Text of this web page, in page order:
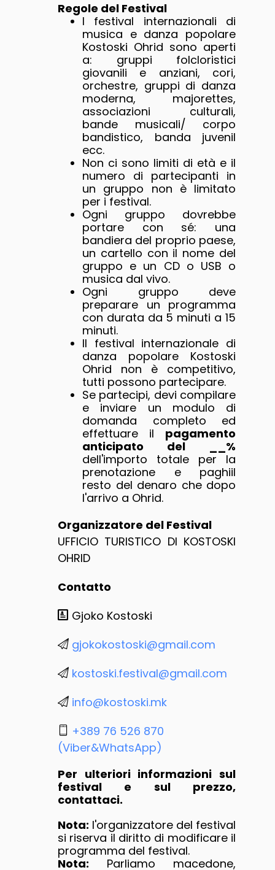
Regole del Festival
I festival internazionali di
musica e danza popolare
Kostoski Ohrid sono aperti
a: gruppi folcloristici
giovanili e anziani, cori,
orchestre, gruppi di danza
moderna, majorettes,
associazioni culturali,
bande musicali/ corpo
bandistico, banda juvenil
ecc.
Non ci sono limiti di età e il
numero di partecipanti in
un gruppo non è limitato
per i festival.
Ogni gruppo dovrebbe
portare con sé: una
bandiera del proprio paese,
un cartello con il nome del
gruppo e un CD o USB o
musica dal vivo.
Ogni gruppo deve
preparare un programma
con durata da 5 minuti a 15
minuti.
Il festival internazionale di
danza popolare Kostoski
Ohrid non è competitivo,
tutti possono partecipare.
Se partecipi, devi compilare
e inviare un modulo di
domanda completo ed
effettuare il pagamento
anticipato del __%
dell'importo totale per la
prenotazione e paghiil
resto del denaro che dopo
l'arrivo a Ohrid.
Organizzatore del Festival
UFFICIO TURISTICO DI KOSTOSKI
OHRID
Contatto
Gjoko Kostoski
gjokokostoski@gmail.com
kostoski.festival@gmail.com
info@kostoski.mk
+389 76 526 870
(Viber&WhatsApp)
Per ulteriori informazioni sul
festival e sul prezzo,
contattaci.
Nota: l'organizzatore del festival
si riserva il diritto di modificare il
programma del festival.
Nota: Parliamo macedone,